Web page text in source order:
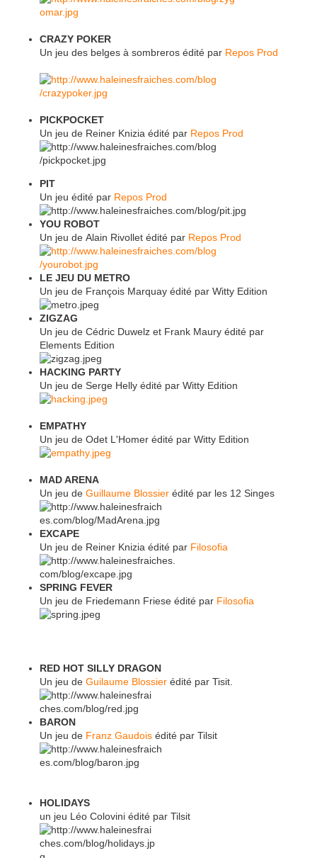
CRAZY POKER
Un jeu des belges à sombreros édité par Repos Prod
PICKPOCKET
Un jeu de Reiner Knizia édité par Repos Prod
PIT
Un jeu édité par Repos Prod
YOU ROBOT
Un jeu de Alain Rivollet édité par Repos Prod
LE JEU DU METRO
Un jeu de François Marquay édité par Witty Edition
ZIGZAG
Un jeu de Cédric Duwelz et Frank Maury édité par
Elements Edition
HACKING PARTY
Un jeu de Serge Helly édité par Witty Edition
EMPATHY
Un jeu de Odet L'Homer édité par Witty Edition
MAD ARENA
Un jeu de Guillaume Blossier édité par les 12 Singes
EXCAPE
Un jeu de Reiner Knizia édité par Filosofia
SPRING FEVER
Un jeu de Friedemann Friese édité par Filosofia
RED HOT SILLY DRAGON
Un jeu de Guilaume Blossier édité par Tisit.
BARON
Un jeu de Franz Gaudois édité par Tilsit
HOLIDAYS
un jeu Léo Colovini édité par Tilsit